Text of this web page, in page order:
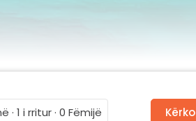
· 1 i rritur · 0 Fëmijë
Kërko